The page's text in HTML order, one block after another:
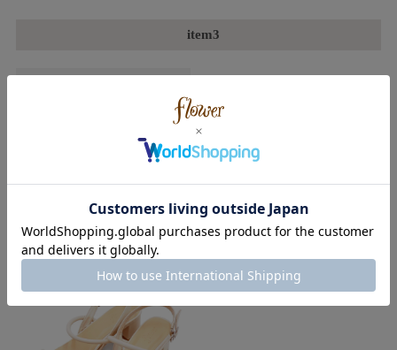
item3
lady half knit journey short pants